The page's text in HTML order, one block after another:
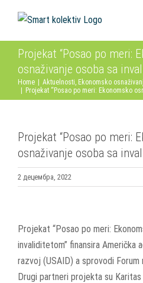
content
Projekat “Posao po meri:
osnaživanje osoba sa
Home Aktuelnosti, Ekonomsko
Projekat “Posao po meri: Ekonomsko
Projekat “Posao po meri:
osnaživanje osoba sa
2 децембра, 2022
Larger
Image
Projekat “Posao po meri:
invaliditetom” finansira Američka
razvoj (USAID) a sprovodi Forum
Drugi partneri projekta su